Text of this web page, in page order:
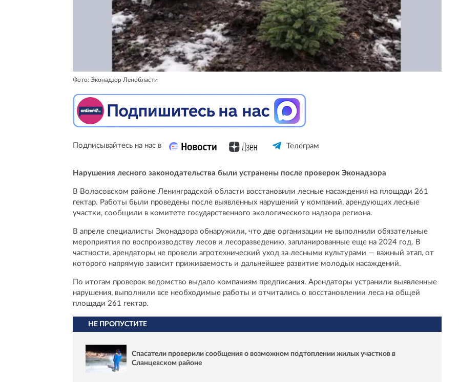
Фото: Эконадзор Ленобласти
Подписывайтесь на нас в Телеграм
Нарушения лесного законодательства были устранены после проверок Эконадзора
В Волосовском районе Ленинградской области восстановили лесные насаждения на площади 261
гектар. Работы были проведены после выявленных нарушений у компаний, арендующих лесные
участки, сообщили в комитете государственного экологического надзора региона.
В апреле специалисты Эконадзора обнаружили, что две организации не выполнили обязательные
мероприятия по воспроизводству лесов и лесоразведению, запланированные еще на 2024 год. В
частности, арендаторы не провели агротехнический уход за лесными культурами — важный этап, от
которого напрямую зависит приживаемость и дальнейшее развитие молодых насаждений.
По итогам проверок ведомство выдало компаниям предписания. Арендаторы устранили выявленные
нарушения, выполнили все необходимые работы и отчитались о восстановлении леса на общей
площади 261 гектар.
НЕ ПРОПУСТИТЕ
Спасатели проверили сообщения о возможном подтоплении жилых участков в
Сланцевском районе